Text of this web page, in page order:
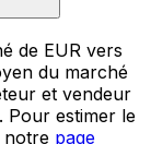
de EUR vers
du marché
et vendeur
Pour estimer le
notre page